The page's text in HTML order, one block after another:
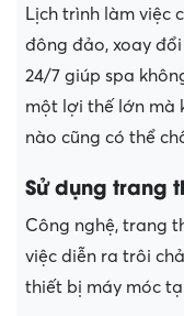
Lịch trình làm việc
đông đảo, xoay
24/7 giúp spa
một lợi thế lớn mà
nào cũng có thể
Sử dụng trang
Công nghệ, trang
việc diễn ra trôi
thiết bị máy móc